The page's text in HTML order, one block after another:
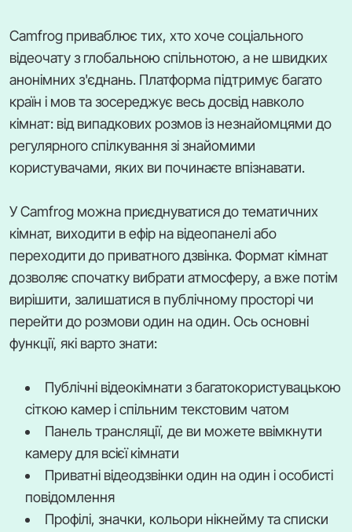
Camfrog приваблює тих, хто хоче соціального
відеочату з глобальною спільнотою, а не швидких
анонімних з'єднань. Платформа підтримує багато
країн і мов та зосереджує весь досвід навколо
кімнат: від випадкових розмов із незнайомцями до
регулярного спілкування зі знайомими
користувачами, яких ви починаєте впізнавати.
У Camfrog можна приєднуватися до тематичних
кімнат, виходити в ефір на відеопанелі або
переходити до приватного дзвінка. Формат кімнат
дозволяє спочатку вибрати атмосферу, а вже потім
вирішити, залишатися в публічному просторі чи
перейти до розмови один на один. Ось основні
функції, які варто знати:
Публічні відеокімнати з багатокористувацькою
сіткою камер і спільним текстовим чатом
Панель трансляції, де ви можете ввімкнути
камеру для всієї кімнати
Приватні відеодзвінки один на один і особисті
повідомлення
Профілі, значки, кольори нікнейму та списки